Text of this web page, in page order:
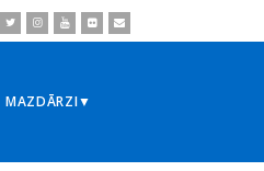
MAZDĀRZI▼